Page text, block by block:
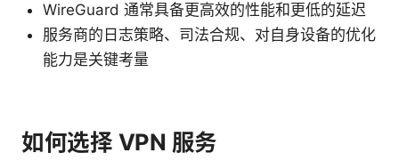
WireGuard 通常具备更高效的性能和更低的延迟
服务商的日志策略、司法合规、对自身设备的优化
能力是关键考量
如何选择 VPN 服务